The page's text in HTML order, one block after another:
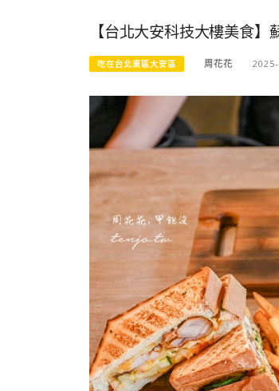
【台北大安科技大樓美食
吃在台北東區大安區 周花花